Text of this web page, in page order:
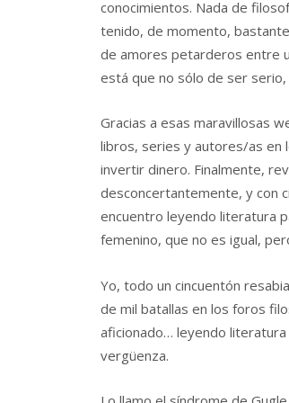
conocimientos. Nada de
tenido, de momento,
de amores petarderos entre
está que no sólo de ser
Gracias a esas maravillosas
libros, series y autores/as en
invertir dinero. Finalmente,
desconcertantemente, y con
encuentro leyendo literatura
femenino, que no es igual,
Yo, todo un cincuentón
de mil batallas en los foros
aficionado… leyendo
vergüenza.